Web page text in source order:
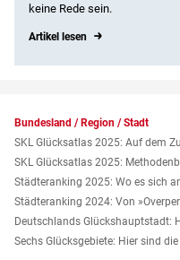
keine Rede sein.
Artikel lesen
Bundesland / Region / Stadt
SKL Glücksatlas 2025: Auf dem
SKL Glücksatlas 2025:
Städteranking 2025: Wo es sich
Städteranking 2024: Von
Deutschlands Glückshauptstadt:
Sechs Glücksgebiete: Hier sind